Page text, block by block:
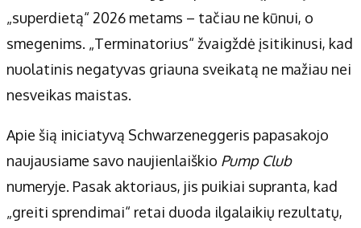
„superdietą“ 2026 metams – tačiau ne kūnui, o
smegenims. „Terminatorius“ žvaigždė įsitikinusi, kad
nuolatinis negatyvas griauna sveikatą ne mažiau nei
nesveikas maistas.
Apie šią iniciatyvą Schwarzeneggeris papasakojo
naujausiame savo naujienlaiškio Pump Club
numeryje. Pasak aktoriaus, jis puikiai supranta, kad
„greiti sprendimai“ retai duoda ilgalaikių rezultatų,